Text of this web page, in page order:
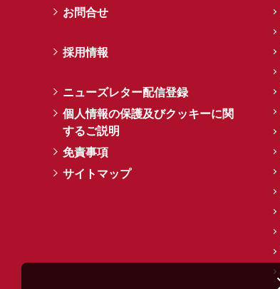
お問合せ
採用情報
ニューズレター配信登録
個人情報の保護及びクッキーに関
するご説明
免責事項
サイトマップ